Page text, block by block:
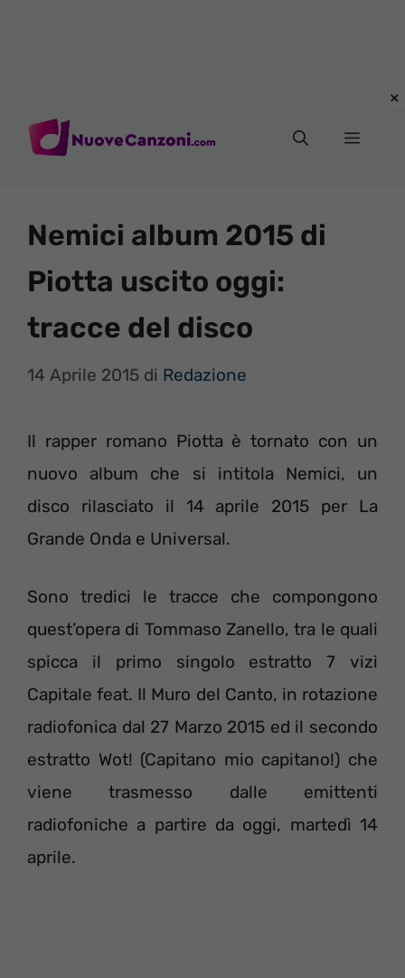
Menu
Nemici album 2015 di
Piotta uscito oggi:
tracce del disco
14 Aprile 2015 di Redazione
Il rapper romano Piotta è tornato con un
nuovo album che si intitola Nemici, un
disco rilasciato il 14 aprile 2015 per La
Grande Onda e Universal.
Sono tredici le tracce che compongono
quest’opera di Tommaso Zanello, tra le quali
spicca il primo singolo estratto 7 vizi
Capitale feat. Il Muro del Canto, in rotazione
radiofonica dal 27 Marzo 2015 ed il secondo
estratto Wot! (Capitano mio capitano!) che
viene trasmesso dalle emittenti
radiofoniche a partire da oggi, martedì 14
aprile.